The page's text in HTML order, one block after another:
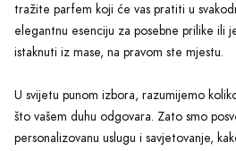
tražite parfem koji će vas pratiti u
elegantnu esenciju za posebne prilike ili
istaknuti iz mase, na pravom ste mjestu.
U svijetu punom izbora, razumijemo
što vašem duhu odgovara. Zato smo
personalizovanu uslugu i savjetovanje,